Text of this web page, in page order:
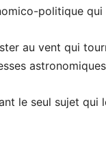
politique
au vent qui
le seul sujet qui